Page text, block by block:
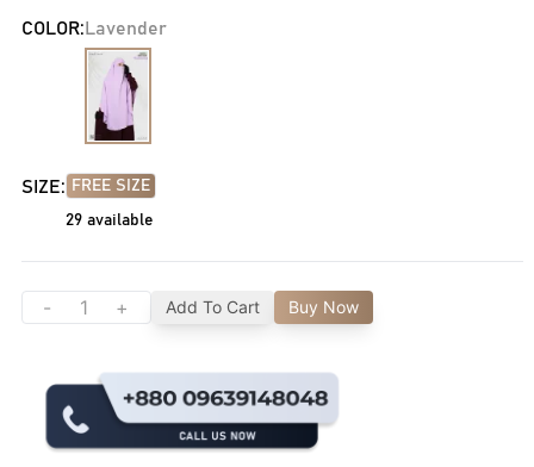
COLOR: Lavender
SIZE: FREE SIZE
29 available
- + Add To Cart Buy Now